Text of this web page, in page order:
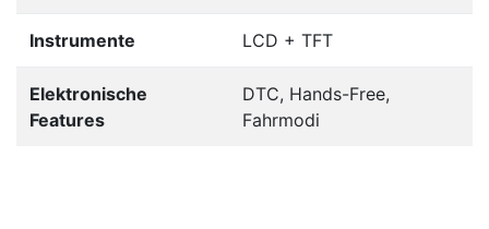
Instrumente LCD + TFT
Elektronische
Features
DTC, Hands-Free,
Fahrmodi